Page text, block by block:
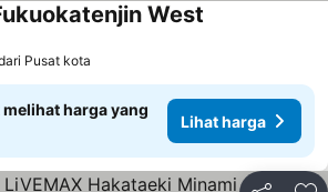
West
Pusat kota
harga yang
Lihat harga